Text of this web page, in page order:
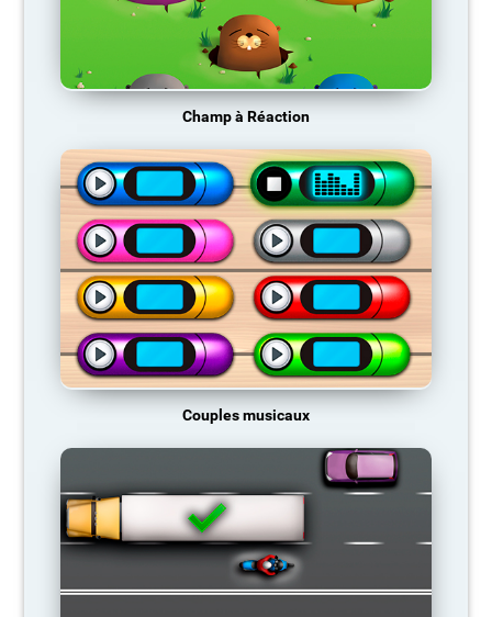
Champ à Réaction
Couples musicaux